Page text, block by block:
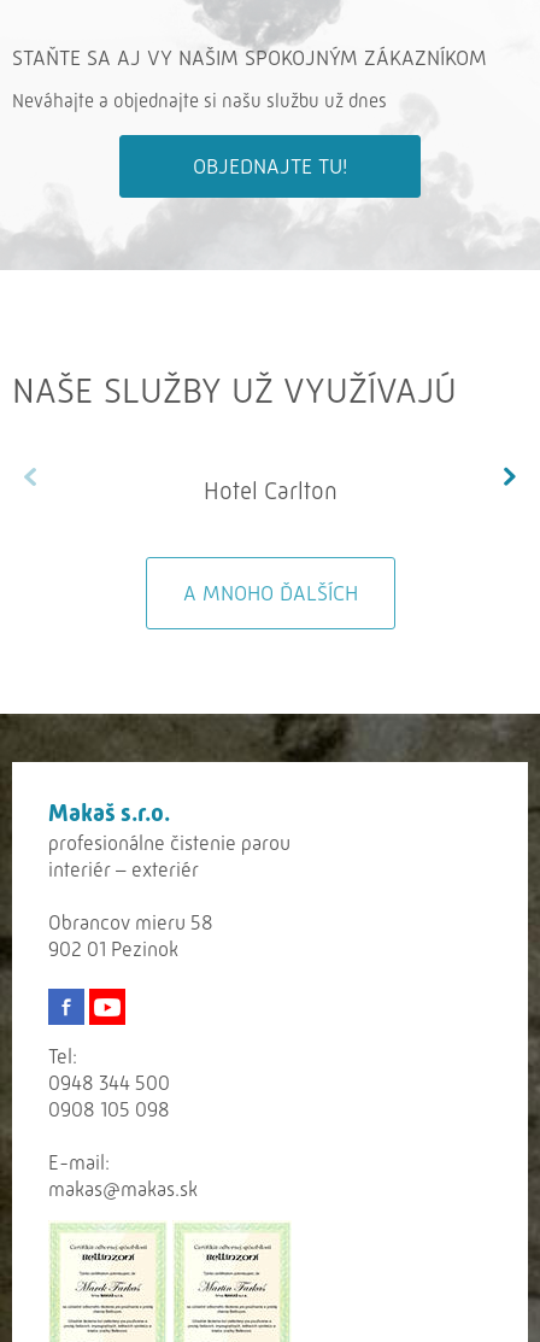
STAŇTE SA AJ VY NAŠIM SPOKOJNÝM ZÁKAZNÍKOM
Neváhajte a objednajte si našu službu už dnes
OBJEDNAJTE TU!
NAŠE SLUŽBY UŽ VYUŽÍVAJÚ
Hotel Carlton
A MNOHO ĎALŠÍCH
Makaš s.r.o.
profesionálne čistenie parou
interiér – exteriér
Obrancov mieru 58
902 01 Pezinok
Tel:
0948 344 500
0908 105 098
E-mail:
makas@makas.sk